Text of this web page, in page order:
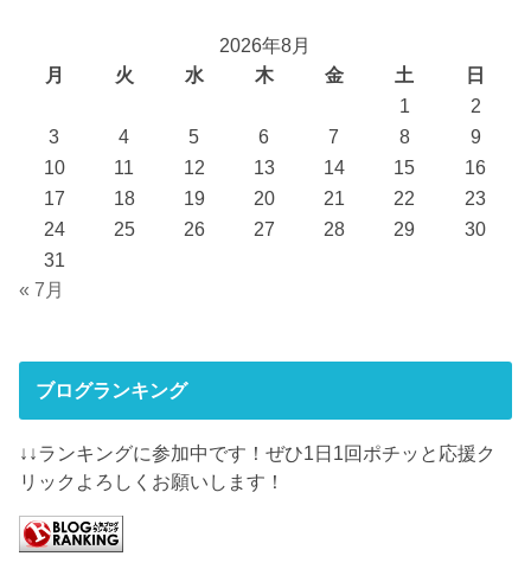
2026年8月
月
火 水 木 金 土
日
1
2
3
4 5 6 7 8
9
10
11 12 13 14 15
16
17
18 19 20 21 22
23
24
25 26 27 28 29
30
31
« 7月
ブログランキング
↓↓ランキングに参加中です！ぜひ1日1回ポチッと応援ク
リックよろしくお願いします！